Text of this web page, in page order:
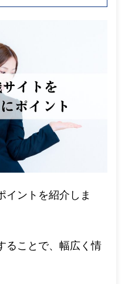
イントを紹介しま
ることで、幅広く情